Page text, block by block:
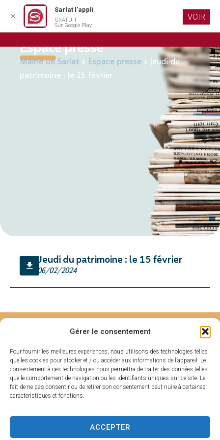
Gérer le consentement
Pour fournir les meilleures expériences, nous utilisons des technologies telles
que les cookies pour stocker et / ou accéder aux informations de l’appareil. Le
consentement à ces technologies nous permettra de traiter des données telles
que le comportement de navigation ou les identifiants uniques sur ce site. Le
fait de ne pas consentir ou de retirer son consentement peut nuire à certaines
caractéristiques et fonctions.
ACCEPTER
contenu
Espace presse
Mairie de Sarlat » Espace presse »
Jeudi du
patrimoine : le 15 février
Jeudi du patrimoine : le 15 février
06/02/2024
MAIRIE DE
Hôtel de ville
Place de la
Liberté
Canéda
05 53 31 53
HORAIRES
D'OUVERTU
RE
Du lundi au
vendredi :
De 8h30 à 17h
✕
Sarlat l’appli
GRATUIT
Sur Google Play
VOIR